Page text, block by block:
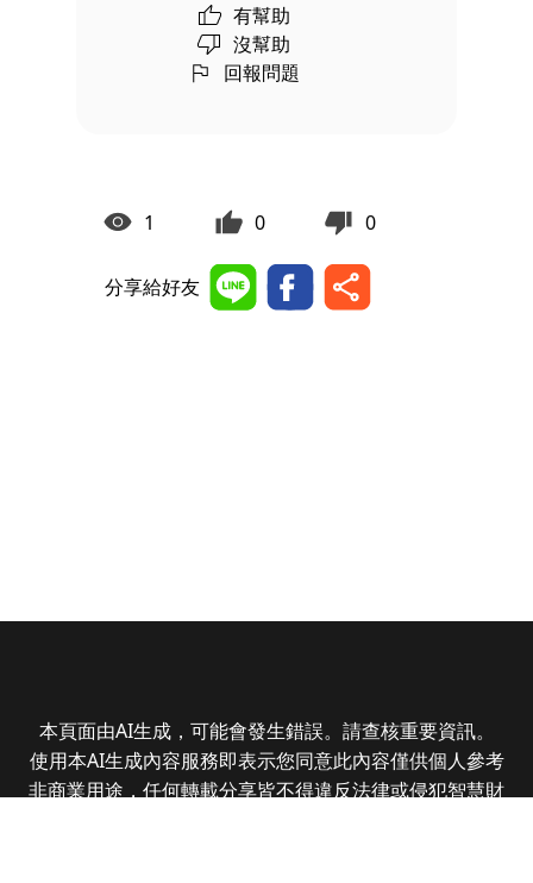
有幫助
沒幫助
回報問題
1 0 0
分享給好友
本頁面由AI生成，可能會發生錯誤。請查核重要資訊。
使用本AI生成內容服務即表示您同意此內容僅供個人參考
非商業用途，任何轉載分享皆不得違反法律或侵犯智慧財